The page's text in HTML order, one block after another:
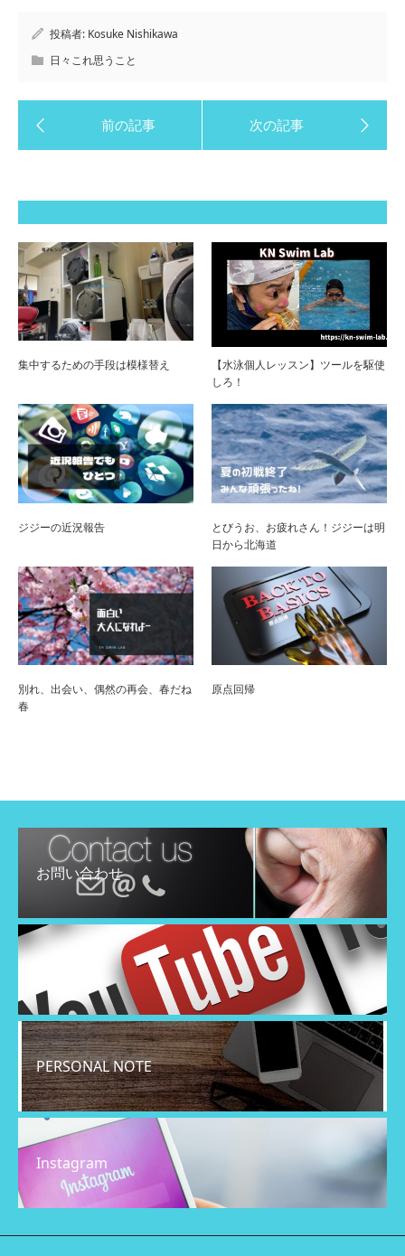
投稿者: Kosuke Nishikawa
日々これ思うこと
集中するための手段は模様替え
【水泳個人レッスン】ツールを駆使
しろ！
ジジーの近況報告
とびうお、お疲れさん！ジジーは明
日から北海道
別れ、出会い、偶然の再会、春だね
春
原点回帰
お問い合わせ
PERSONAL NOTE
Instagram